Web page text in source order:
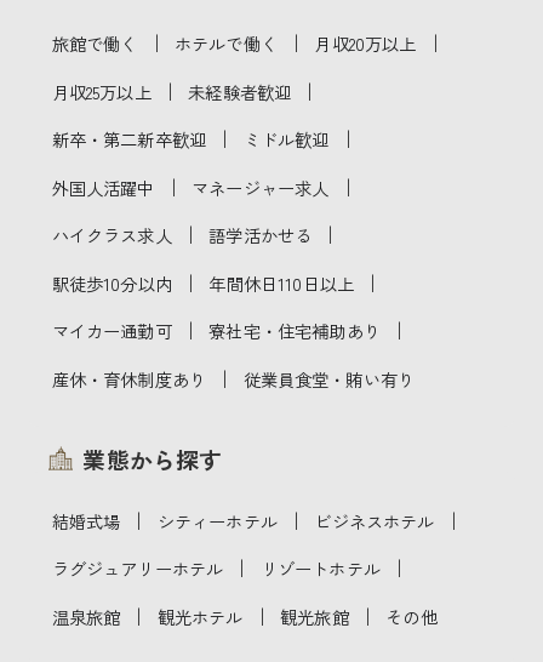
旅館で働く ｜ ホテルで働く ｜ 月収20万以上 ｜
月収25万以上 ｜ 未経験者歓迎 ｜
新卒・第二新卒歓迎 ｜ ミドル歓迎 ｜
外国人活躍中 ｜ マネージャー求人 ｜
ハイクラス求人 ｜ 語学活かせる ｜
駅徒歩10分以内 ｜ 年間休日110日以上 ｜
マイカー通勤可 ｜ 寮社宅・住宅補助あり ｜
産休・育休制度あり ｜ 従業員食堂・賄い有り
業態から探す
結婚式場 ｜ シティーホテル ｜ ビジネスホテル ｜
ラグジュアリーホテル ｜ リゾートホテル ｜
温泉旅館 ｜ 観光ホテル ｜ 観光旅館 ｜ その他